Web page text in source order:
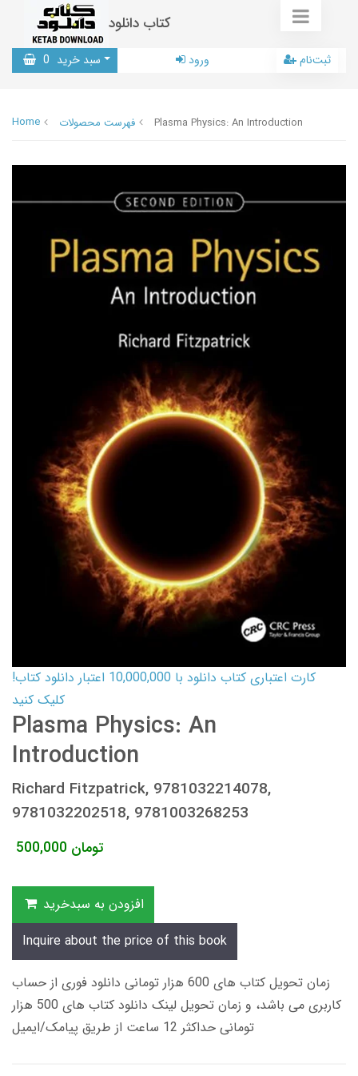
کتاب دانلود
سبد خرید 0 ورود ثبت‌نام
Home فهرست محصولات Plasma Physics: An Introduction
کارت اعتباری کتاب دانلود با 10,000,000 اعتبار دانلود کتاب!
کلیک کنید
Plasma Physics: An
Introduction
Richard Fitzpatrick, 9781032214078,
9781032202518, 9781003268253
500,000 تومان
افزودن به سبدخرید
Inquire about the price of this book
زمان تحویل کتاب های 600 هزار تومانی دانلود فوری از حساب
کاربری می باشد، و زمان تحویل لینک دانلود کتاب های 500 هزار
تومانی حداکثر 12 ساعت از طریق پیامک/ایمیل